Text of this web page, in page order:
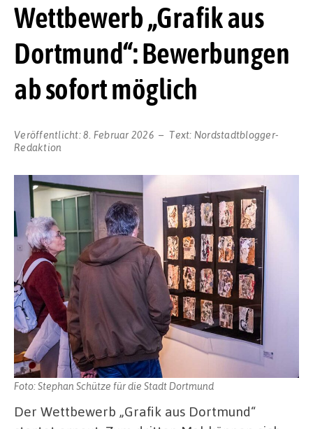
Wettbewerb „Grafik aus
Dortmund“: Bewerbungen
ab sofort möglich
Veröffentlicht:8. Februar 2026 Text: Nordstadtblogger-
Redaktion
Foto: Stephan Schütze für die Stadt Dortmund
Der Wettbewerb „Grafik aus Dortmund“